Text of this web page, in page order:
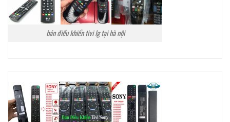
bán điều khiển tivi lg tại hà nội